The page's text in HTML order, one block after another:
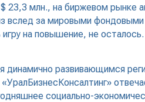
23,3 млн., на биржевом
вслед за мировыми
на повышение, не
динамично развивающимся
социально-